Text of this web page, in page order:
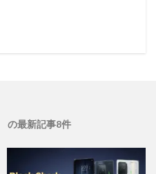
の最新記事8件